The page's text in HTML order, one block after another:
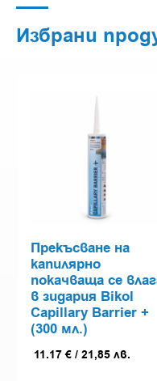
Избрани
Прекъсване на
капилярно
покачваща се
в зидария Bikol
Capillary Barrier +
(300 мл.)
11.17 € / 21,85 лв.